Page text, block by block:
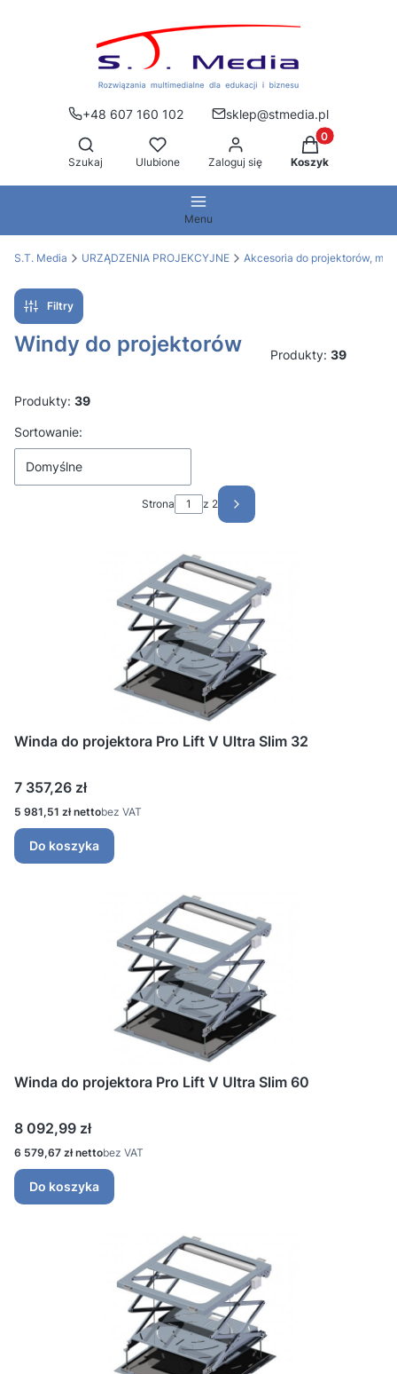
+48 607 160 102
sklep@stmedia.pl
Otwórz wyszukiwarkę
Szukaj Ulubione Zaloguj się
Produkty w
Koszyk
Menu
S.T. Media URZĄDZENIA PROJEKCYJNE Akcesoria do projektorów,
Filtry
Windy do projektorów Produkty: 39
Produkty: 39
Lista produktów
Sortowanie:
Domyślne
Strona z 2 Następne produkty
Winda do projektora Pro Lift V Ultra Slim 32
Cena
7 357,26 zł
Cena
5 981,51 zł bez VAT
Do koszyka
Winda do projektora Pro Lift V Ultra Slim 60
Cena
8 092,99 zł
Cena
6 579,67 zł bez VAT
Do koszyka